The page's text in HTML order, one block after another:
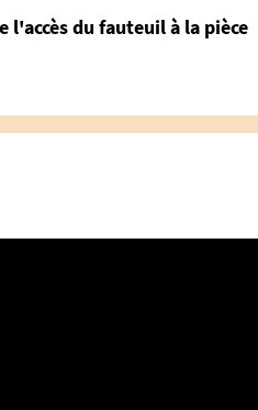
du fauteuil à la pièce